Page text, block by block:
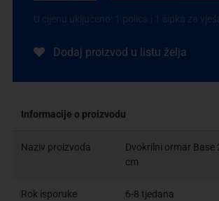
U cijenu uključeno: 1 polica i 1 šipka za
Dodaj proizvod u listu želja
Informacije o proizvodu
Naziv proizvoda
Dvokrilni ormar Base
cm
Rok isporuke 6-8 tjedana